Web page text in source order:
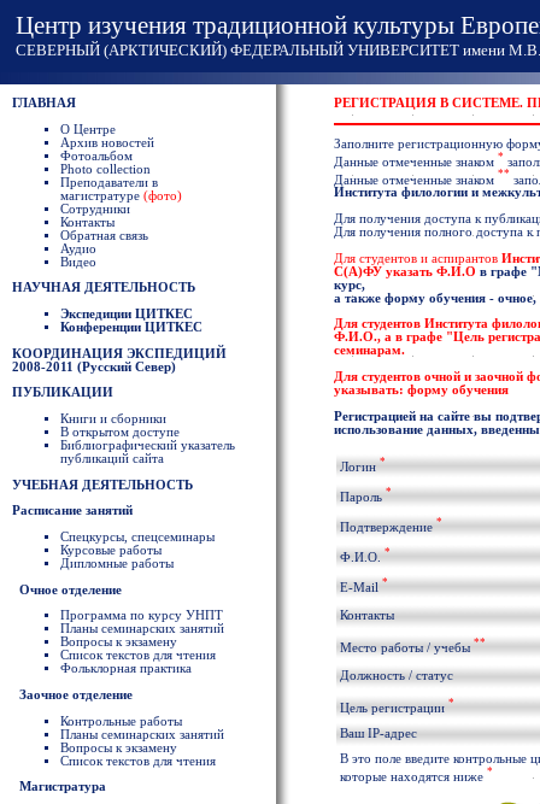
Центр изучения традиционной культуры
СЕВЕРНЫЙ (АРКТИЧЕСКИЙ) ФЕДЕРАЛЬНЫЙ УНИВЕРСИТЕТ имени М.В.
ГЛАВНАЯ
О Центре
Архив новостей
Фотоальбом
Photo collection
Преподаватели в
магистратуре (фото)
Сотрудники
Контакты
Обратная связь
Аудио
Видео
НАУЧНАЯ ДЕЯТЕЛЬНОСТЬ
Экспедиции ЦИТКЕС
Конференции ЦИТКЕС
КООРДИНАЦИЯ ЭКСПЕДИЦИЙ
2008-2011 (Русский Север)
ПУБЛИКАЦИИ
Книги и сборники
В открытом доступе
Библиографический указатель
публикаций сайта
УЧЕБНАЯ ДЕЯТЕЛЬНОСТЬ
Расписание занятий
Спецкурсы, спецсеминары
Курсовые работы
Дипломные работы
Очное отделение
Программа по курсу УНПТ
Планы семинарских занятий
Вопросы к экзамену
Список текстов для чтения
Фольклорная практика
Заочное отделение
Контрольные работы
Планы семинарских занятий
Вопросы к экзамену
Список текстов для чтения
Магистратура
РЕГИСТРАЦИЯ В СИСТЕМЕ.
Заполните регистрационную
Данные отмеченные знаком *
Данные отмеченные знаком **
Института филологии и
Для получения доступа к
Для получения полного доступа к
Для студентов и аспирантов
С(А)ФУ указать Ф.И.О в графе
курс,
а также форму обучения - очное,
Для студентов Института
Ф.И.О., а в графе "Цель
семинарам.
Для студентов очной и
указывать: форму обучения
Регистрацией на сайте вы
использование данных,
Логин *
Пароль *
Подтверждение *
Ф.И.О. *
E-Mail *
Контакты
Место работы / учебы **
Должность / статус
Цель регистрации *
Ваш IP-адрес
В это поле введите контрольные
которые находятся ниже *